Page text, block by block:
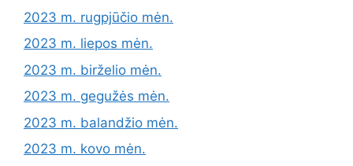
2023 m. rugpjūčio mėn.
2023 m. liepos mėn.
2023 m. birželio mėn.
2023 m. gegužės mėn.
2023 m. balandžio mėn.
2023 m. kovo mėn.